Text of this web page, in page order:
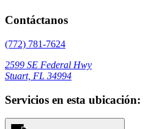
Contáctanos
(772) 781-7624
2599 SE Federal Hwy
Stuart, FL 34994
Servicios en esta ubicación: